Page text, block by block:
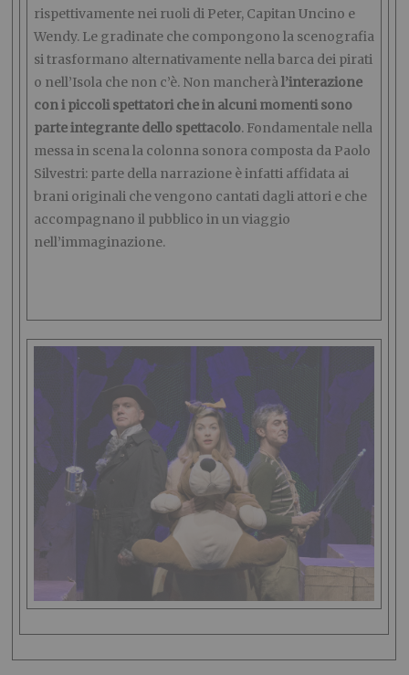
rispettivamente nei ruoli di Peter, Capitan Uncino e
Wendy. Le gradinate che compongono la scenografia
si trasformano alternativamente nella barca dei pirati
o nell’Isola che non c’è. Non mancheràl’interazione
con i piccoli spettatori che in alcuni momenti sono
parte integrante dello spettacolo. Fondamentale nella
messa in scena la colonna sonora composta da Paolo
Silvestri: parte della narrazione è infatti affidata ai
brani originali che vengono cantati dagli attori e che
accompagnano il pubblico in un viaggio
nell’immaginazione.